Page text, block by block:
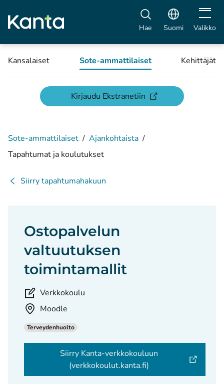
Hae Suomi Avaa
Valikko
Kansalaiset Sote-ammattilaiset Kehittäjät
Kirjaudu Ekstranetiin(avautuu uuteen
Sote-ammattilaiset / Ajankohtaista /
Tapahtumat ja koulutukset
Siirry tapahtumahakuun
Ostopalvelun
valtuutuksen
toimintamallit
Verkkokoulu
.
Paikka:Moodle
Terveydenhuolto
Siirry Kanta-verkkokouluun
(verkkokoulut.kanta.fi)